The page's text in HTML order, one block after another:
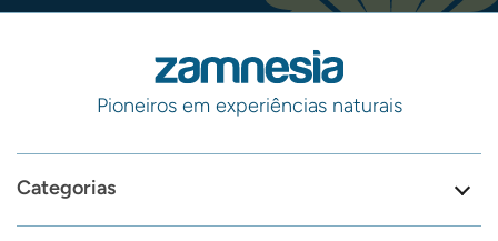
Pioneiros em experiências naturais
Categorias